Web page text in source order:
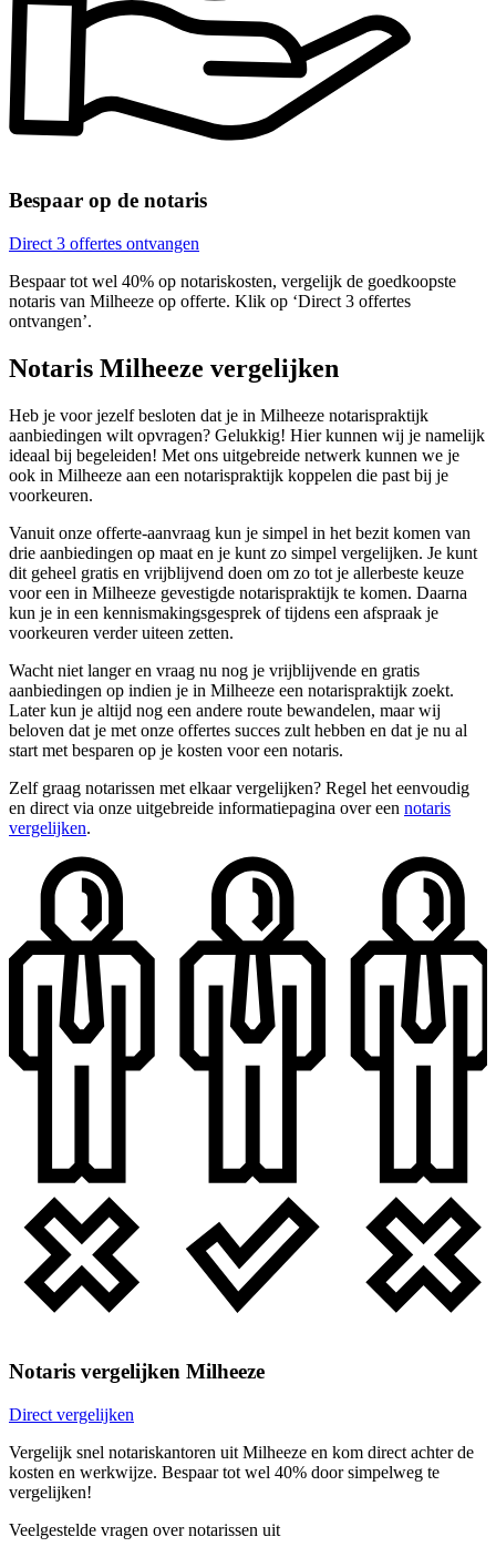
Bespaar op de notaris
Direct 3 offertes ontvangen
Bespaar tot wel 40% op notariskosten, vergelijk de goedkoopste
notaris van Milheeze op offerte. Klik op ‘Direct 3 offertes
ontvangen’.
Notaris Milheeze vergelijken
Heb je voor jezelf besloten dat je in Milheeze notarispraktijk
aanbiedingen wilt opvragen? Gelukkig! Hier kunnen wij je namelijk
ideaal bij begeleiden! Met ons uitgebreide netwerk kunnen we je
ook in Milheeze aan een notarispraktijk koppelen die past bij je
voorkeuren.
Vanuit onze offerte-aanvraag kun je simpel in het bezit komen van
drie aanbiedingen op maat en je kunt zo simpel vergelijken. Je kunt
dit geheel gratis en vrijblijvend doen om zo tot je allerbeste keuze
voor een in Milheeze gevestigde notarispraktijk te komen. Daarna
kun je in een kennismakingsgesprek of tijdens een afspraak je
voorkeuren verder uiteen zetten.
Wacht niet langer en vraag nu nog je vrijblijvende en gratis
aanbiedingen op indien je in Milheeze een notarispraktijk zoekt.
Later kun je altijd nog een andere route bewandelen, maar wij
beloven dat je met onze offertes succes zult hebben en dat je nu al
start met besparen op je kosten voor een notaris.
Zelf graag notarissen met elkaar vergelijken? Regel het eenvoudig
en direct via onze uitgebreide informatiepagina over een notaris
vergelijken.
Notaris vergelijken Milheeze
Direct vergelijken
Vergelijk snel notariskantoren uit Milheeze en kom direct achter de
kosten en werkwijze. Bespaar tot wel 40% door simpelweg te
vergelijken!
Veelgestelde vragen over notarissen uit